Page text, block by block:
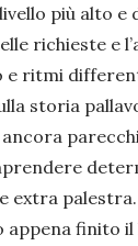
più alto e
richieste e
e ritmi
storia
extra
appena finito